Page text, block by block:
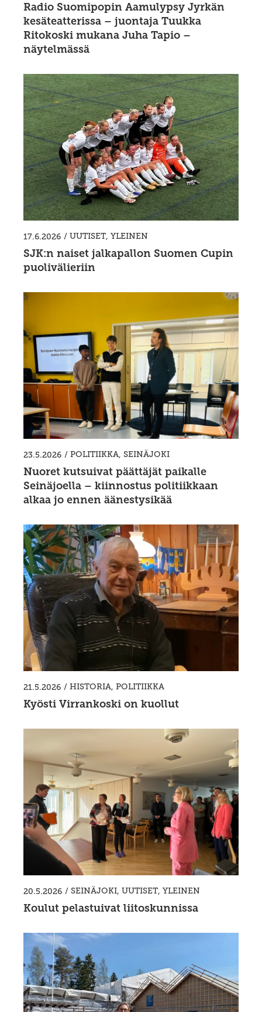
Radio Suomipopin Aamulypsy Jyrkän
kesäteatterissa – juontaja Tuukka
Ritokoski mukana Juha Tapio –
näytelmässä
17.6.2026 / UUTISET, YLEINEN
SJK:n naiset jalkapallon Suomen Cupin
puolivälieriin
23.5.2026 / POLITIIKKA, SEINÄJOKI
Nuoret kutsuivat päättäjät paikalle
Seinäjoella – kiinnostus politiikkaan
alkaa jo ennen äänestysikää
21.5.2026 / HISTORIA, POLITIIKKA
Kyösti Virrankoski on kuollut
20.5.2026 / SEINÄJOKI, UUTISET, YLEINEN
Koulut pelastuivat liitoskunnissa